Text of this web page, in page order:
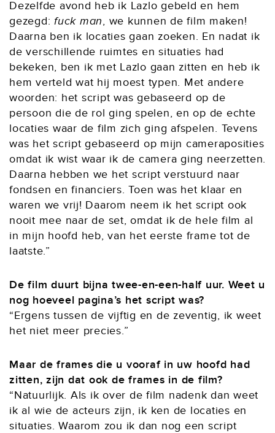
Dezelfde avond heb ik Lazlo gebeld en hem
gezegd:fuck man, we kunnen de film maken!
Daarna ben ik locaties gaan zoeken. En nadat ik
de verschillende ruimtes en situaties had
bekeken, ben ik met Lazlo gaan zitten en heb ik
hem verteld wat hij moest typen. Met andere
woorden: het script was gebaseerd op de
persoon die de rol ging spelen, en op de echte
locaties waar de film zich ging afspelen. Tevens
was het script gebaseerd op mijn cameraposities
omdat ik wist waar ik de camera ging neerzetten.
Daarna hebben we het script verstuurd naar
fondsen en financiers. Toen was het klaar en
waren we vrij! Daarom neem ik het script ook
nooit mee naar de set, omdat ik de hele film al
in mijn hoofd heb, van het eerste frame tot de
laatste.”
De film duurt bijna twee-en-een-half uur. Weet u
nog hoeveel pagina’s het script was?
“Ergens tussen de vijftig en de zeventig, ik weet
het niet meer precies.”
Maar de frames die u vooraf in uw hoofd had
zitten, zijn dat ook de frames in de film?
“Natuurlijk. Als ik over de film nadenk dan weet
ik al wie de acteurs zijn, ik ken de locaties en
situaties. Waarom zou ik dan nog een script